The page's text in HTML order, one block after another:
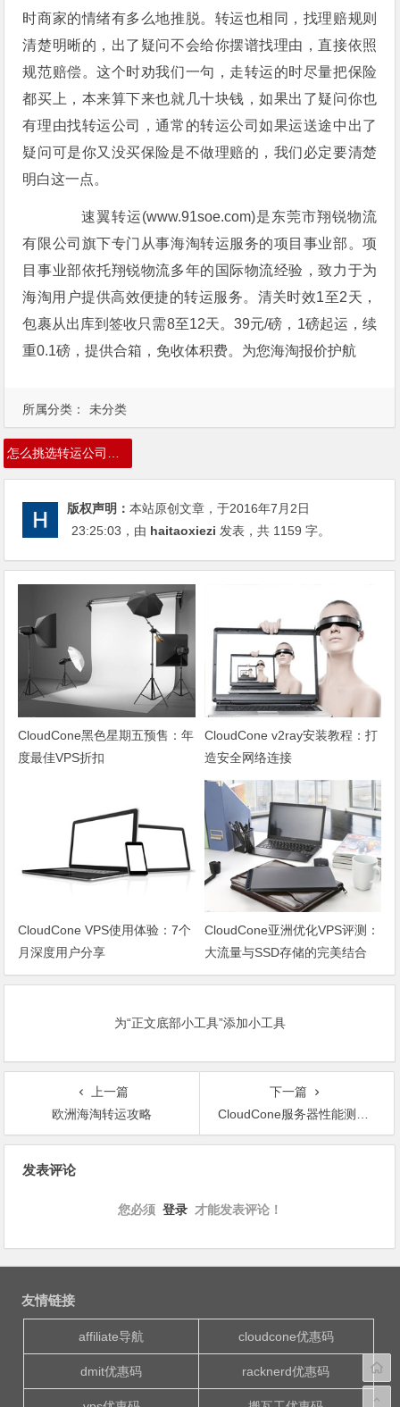
所属分类： 未分类
时商家的情绪有多么地推脱。转运也相同，找理赔规则
清楚明晰的，出了疑问不会给你摆谱找理由，直接依照
规范赔偿。这个时劝我们一句，走转运的时尽量把保险
都买上，本来算下来也就几十块钱，如果出了疑问你也
有理由找转运公司，通常的转运公司如果运送途中出了
疑问可是你又没买保险是不做理赔的，我们必定要清楚
明白这一点。
速翼转运(www.91soe.com)是东莞市翔锐物流
有限公司旗下专门从事海淘转运服务的项目事业部。项
目事业部依托翔锐物流多年的国际物流经验，致力于为
海淘用户提供高效便捷的转运服务。清关时效1至2天，
包裹从出库到签收只需8至12天。39元/磅，1磅起运，续
重0.1磅，提供合箱，免收体积费。为您海淘报价护航
版权声明：本站原创文章，于2016年7月2日
23:25:03 ，由 haitaoxiezi 发表，共 1159 字。
CloudCone黑色星期五预售：年
度最佳VPS折扣
CloudCone v2ray安装教程：打
造安全网络连接
CloudCone VPS使用体验：7个
月深度用户分享
CloudCone亚洲优化VPS评测：
大流量与SSD存储的完美结合
为“正文底部小工具”添加小工具
上一篇
欧洲海淘转运攻略
下一篇
CloudCone服务器性能测试：真实数据告诉你真相
发表评论
您必须 登录 才能发表评论！
友情链接
affiliate导航 cloudcone优惠码
dmit优惠码 racknerd优惠码